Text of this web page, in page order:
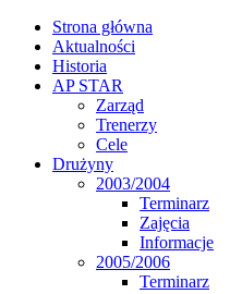
Strona główna
Aktualności
Historia
AP STAR
Zarząd
Trenerzy
Cele
Drużyny
2003/2004
Terminarz
Zajęcia
Informacje
2005/2006
Terminarz